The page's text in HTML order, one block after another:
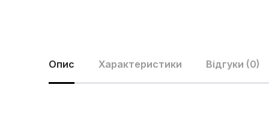
Опис Характеристики Відгуки (0)